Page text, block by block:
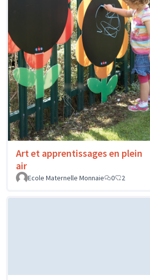
Art et apprentissages en plein
air
Ecole Maternelle Monnaie
0 2